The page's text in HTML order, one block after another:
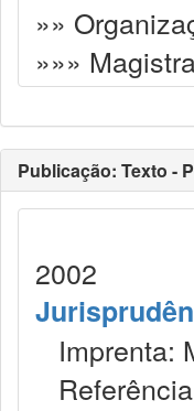
»»
»»»
Publicação: Texto -
2002
Imprenta: